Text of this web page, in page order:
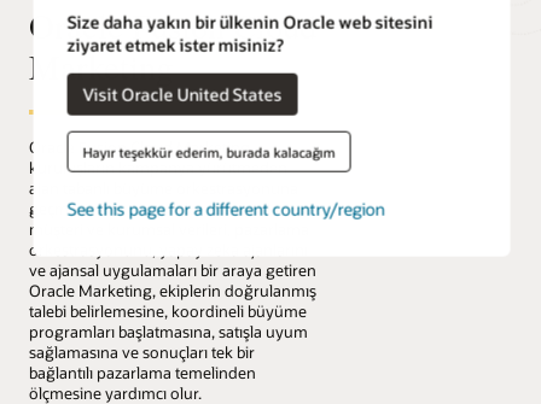
Size daha yakın bir ülkenin Oracle web sitesini
ziyaret etmek ister misiniz?
Visit Oracle United States
Hayır teşekkür ederim, burada kalacağım
See this page for a different country/region
Oracle Fusion Cloud
Marketing
Oracle Fusion Cloud Marketing,
kuruluşların kampanya yürütmeden
ajan tabanlı büyüme orkestrasyonuna
geçmesine yardımcı olur. Birleştirilmiş
müşteri ve kurumsal verileri, pazarlama
orkestrasyonunu, yapay zeka ajanlarını
ve ajansal uygulamaları bir araya getiren
Oracle Marketing, ekiplerin doğrulanmış
talebi belirlemesine, koordineli büyüme
programları başlatmasına, satışla uyum
sağlamasına ve sonuçları tek bir
bağlantılı pazarlama temelinden
ölçmesine yardımcı olur.